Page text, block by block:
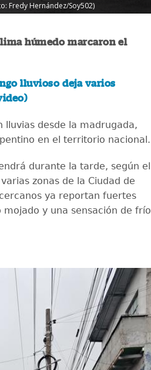
Fredy Hernández/Soy502)
húmedo marcaron el
lluvioso deja varios
lluvias desde la madrugada,
en el territorio nacional.
durante la tarde, según el
zonas de la Ciudad de
ya reportan fuertes
y una sensación de frío